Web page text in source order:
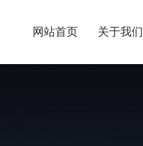
网站首页 关于我们